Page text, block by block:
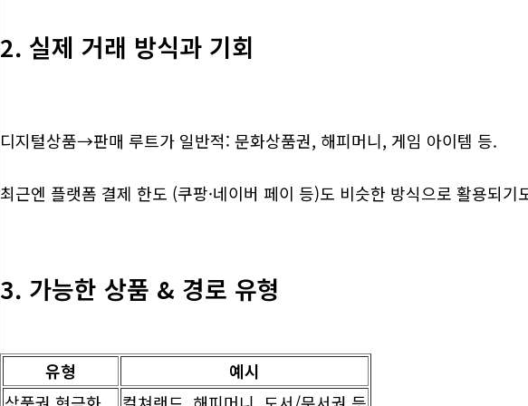
2. 실제 거래 방식과 기회
디지털상품→판매 루트가 일반적: 문화상품권, 해피머니, 게임 아이템 등.
최근엔 플랫폼 결제 한도 (쿠팡·네이버 페이 등)도 비슷한 방식으로 활용되기
3. 가능한 상품 & 경로 유형
유형
예시